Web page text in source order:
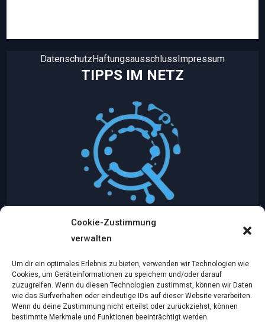
Cookie-Zustimmung
verwalten
Um dir ein optimales Erlebnis zu bieten, verwenden wir Technologien wie
Cookies, um Geräteinformationen zu speichern und/oder darauf
zuzugreifen. Wenn du diesen Technologien zustimmst, können wir Daten
wie das Surfverhalten oder eindeutige IDs auf dieser Website verarbeiten.
Wenn du deine Zustimmung nicht erteilst oder zurückziehst, können
bestimmte Merkmale und Funktionen beeinträchtigt werden.
TIPPS IM NETZ
DatenschutzHaftungsausschlussImpressum
Mythologische Abenteuer in der Welt der
Dez. 2, 2024
Ein virtueller Traum am wilden Strand